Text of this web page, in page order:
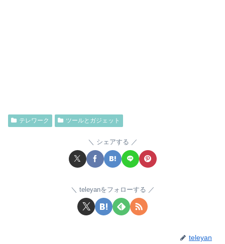
テレワーク ツールとガジェット
シェアする
teleyanをフォローする
teleyan